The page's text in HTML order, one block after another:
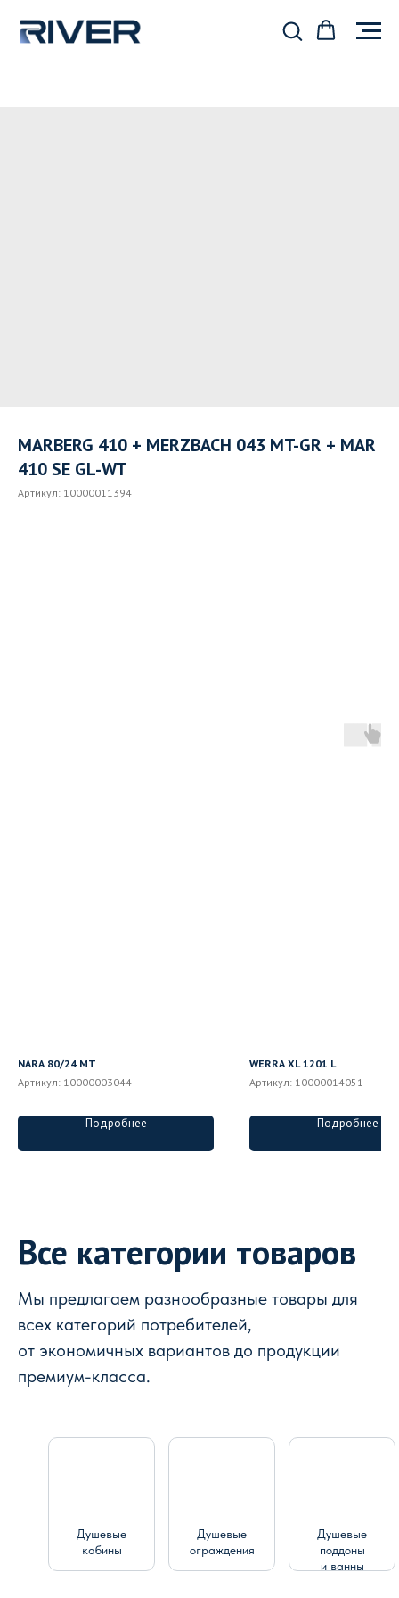
MARBERG 410 + MERZBACH 043 MT-GR + MAR
410 SE GL-WT
Артикул: 10000011394
NARA 80/24 MT
Артикул: 10000003044
Подробнее
WERRA XL 1201 L
Артикул: 10000014051
Подробнее
Все категории товаров
Мы предлагаем разнообразные товары для
всех категорий потребителей,
от экономичных вариантов до продукции
премиум-класса.
Душевые
кабины
Душевые
ограждения
Душевые
поддоны
и ванны